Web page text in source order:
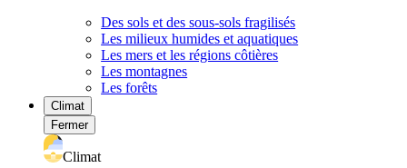
Des sols et des sous-sols fragilisés
Les milieux humides et aquatiques
Les mers et les régions côtières
Les montagnes
Les forêts
Climat
Fermer
Climat